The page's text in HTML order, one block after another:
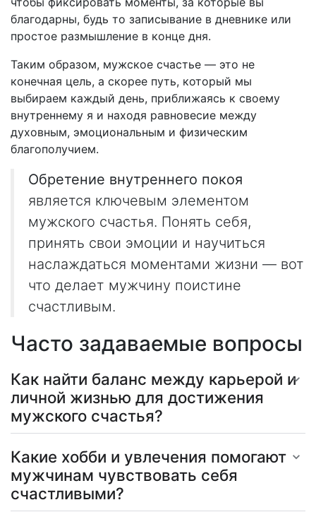
благодарны, будь то записывание в дневнике или
простое размышление в конце дня.
Таким образом, мужское счастье — это не
конечная цель, а скорее путь, который мы
выбираем каждый день, приближаясь к своему
внутреннему я и находя равновесие между
духовным, эмоциональным и физическим
благополучием.
Обретение внутреннего покоя
является ключевым элементом
мужского счастья. Понять себя,
принять свои эмоции и научиться
наслаждаться моментами жизни — вот
что делает мужчину поистине
счастливым.
Часто задаваемые вопросы
Как найти баланс между карьерой и
личной жизнью для достижения
мужского счастья?
Какие хобби и увлечения помогают
мужчинам чувствовать себя
счастливыми?